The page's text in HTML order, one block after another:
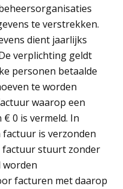
te verstrekken.
dient jaarlijks
verplichting geldt
personen betaalde
te worden
waarop een
0 is vermeld. In
factuur is verzonden
factuur stuurt zonder
worden
facturen met daarop